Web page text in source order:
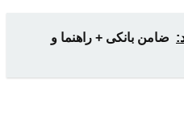
ضامن بانکی + راهنما و